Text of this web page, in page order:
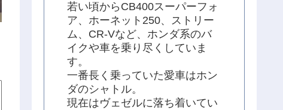
若い頃からCB400スーパーフォ
ア、ホーネット250、ストリー
ム、CR-Vなど、ホンダ系のバ
イクや車を乗り尽くしていま
す。
一番長く乗っていた愛車はホン
ダのシャトル。
現在はヴェゼルに落ち着いてい